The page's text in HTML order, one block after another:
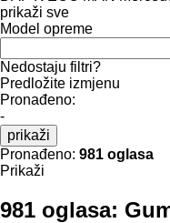
prikaži sve
Model opreme
Nedostaju filtri?
Predložite izmjenu
Pronađeno:
-
prikaži
Pronađeno: 981 oglasa
Prikaži
981 oglasa: